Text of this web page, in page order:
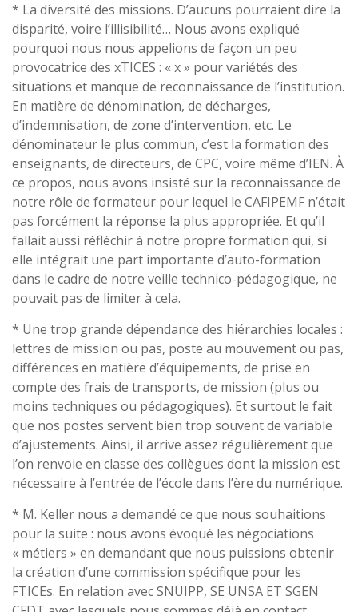
* La diversité des missions. D’aucuns pourraient dire la
disparité, voire l’illisibilité… Nous avons expliqué
pourquoi nous nous appelions de façon un peu
provocatrice des xTICES : « x » pour variétés des
situations et manque de reconnaissance de l’institution.
En matière de dénomination, de décharges,
d’indemnisation, de zone d’intervention, etc. Le
dénominateur le plus commun, c’est la formation des
enseignants, de directeurs, de CPC, voire même d’IEN. À
ce propos, nous avons insisté sur la reconnaissance de
notre rôle de formateur pour lequel le CAFIPEMF n’était
pas forcément la réponse la plus appropriée. Et qu’il
fallait aussi réfléchir à notre propre formation qui, si
elle intégrait une part importante d’auto-formation
dans le cadre de notre veille technico-pédagogique, ne
pouvait pas de limiter à cela.
* Une trop grande dépendance des hiérarchies locales :
lettres de mission ou pas, poste au mouvement ou pas,
différences en matière d’équipements, de prise en
compte des frais de transports, de mission (plus ou
moins techniques ou pédagogiques). Et surtout le fait
que nos postes servent bien trop souvent de variable
d’ajustements. Ainsi, il arrive assez régulièrement que
l’on renvoie en classe des collègues dont la mission est
nécessaire à l’entrée de l’école dans l’ère du numérique.
* M. Keller nous a demandé ce que nous souhaitions
pour la suite : nous avons évoqué les négociations
« métiers » en demandant que nous puissions obtenir
la création d’une commission spécifique pour les
FTICEs. En relation avec SNUIPP, SE UNSA ET SGEN